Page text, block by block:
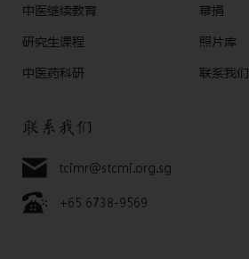
中医继续教育
研究生课程
中医药科研
幕捐
照片库
联系我们
联系我们
tcimr@stcmi.org.sg
+65 6738-9569